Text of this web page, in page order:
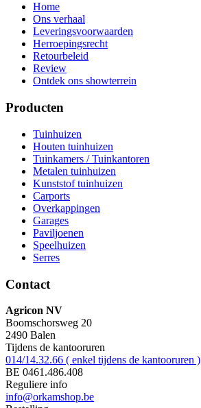
Home
Ons verhaal
Leveringsvoorwaarden
Herroepingsrecht
Retourbeleid
Review
Ontdek ons showterrein
Producten
Tuinhuizen
Houten tuinhuizen
Tuinkamers / Tuinkantoren
Metalen tuinhuizen
Kunststof tuinhuizen
Carports
Overkappingen
Garages
Paviljoenen
Speelhuizen
Serres
Contact
Agricon NV
Boomschorsweg 20
2490 Balen
Tijdens de kantooruren
014/14.32.66 ( enkel tijdens de kantooruren )
BE 0461.486.408
Reguliere info
info@orkamshop.be